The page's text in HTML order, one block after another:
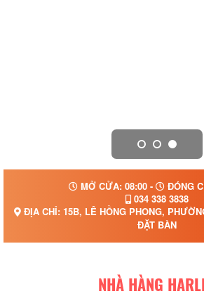
MỞ CỬA: 08:00 -
ĐÓNG
034 338 3838
ĐỊA CHỈ: 15B, LÊ HỒNG PHONG,
ĐẶT BÀN
NHÀ HÀNG